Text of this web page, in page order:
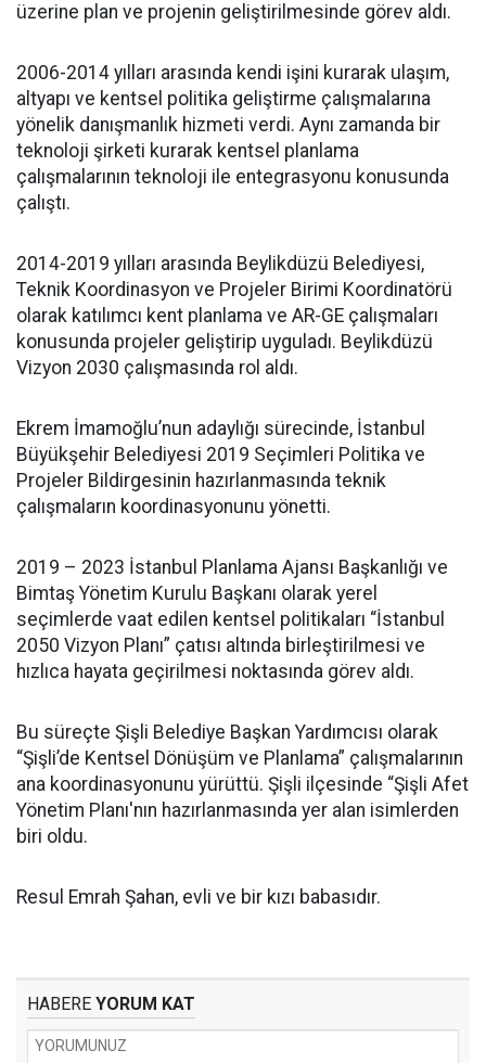
üzerine plan ve projenin geliştirilmesinde görev aldı.
2006-2014 yılları arasında kendi işini kurarak ulaşım,
altyapı ve kentsel politika geliştirme çalışmalarına
yönelik danışmanlık hizmeti verdi. Aynı zamanda bir
teknoloji şirketi kurarak kentsel planlama
çalışmalarının teknoloji ile entegrasyonu konusunda
çalıştı.
2014-2019 yılları arasında Beylikdüzü Belediyesi,
Teknik Koordinasyon ve Projeler Birimi Koordinatörü
olarak katılımcı kent planlama ve AR-GE çalışmaları
konusunda projeler geliştirip uyguladı. Beylikdüzü
Vizyon 2030 çalışmasında rol aldı.
Ekrem İmamoğlu’nun adaylığı sürecinde, İstanbul
Büyükşehir Belediyesi 2019 Seçimleri Politika ve
Projeler Bildirgesinin hazırlanmasında teknik
çalışmaların koordinasyonunu yönetti.
2019 – 2023 İstanbul Planlama Ajansı Başkanlığı ve
Bimtaş Yönetim Kurulu Başkanı olarak yerel
seçimlerde vaat edilen kentsel politikaları “İstanbul
2050 Vizyon Planı” çatısı altında birleştirilmesi ve
hızlıca hayata geçirilmesi noktasında görev aldı.
Bu süreçte Şişli Belediye Başkan Yardımcısı olarak
“Şişli’de Kentsel Dönüşüm ve Planlama” çalışmalarının
ana koordinasyonunu yürüttü. Şişli ilçesinde “Şişli Afet
Yönetim Planı'nın hazırlanmasında yer alan isimlerden
biri oldu.
Resul Emrah Şahan, evli ve bir kızı babasıdır.
HABERE YORUM KAT